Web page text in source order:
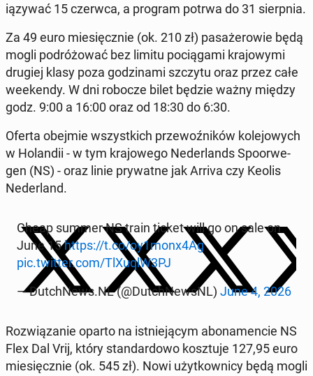
iązy­wać 15 czerwca, a program potrwa do 31 sierp­nia.
Za 49 euro miesięcznie (ok. 210 zł) pasażerowie będą
mogli po­dróżować bez limitu pociąga­mi kra­jowy­mi
drugiej klasy poza godz­i­na­mi szczytu oraz przez całe
week­endy. W dni robocze bilet będzie ważny między
godz. 9:00 a 16:00 oraz od 18:30 do 6:30.
Oferta obejmie wszys­t­kich prze­woźników kole­jowych
w Holandii - w tym kra­jowego Ned­er­lands Spoor­we­
gen (NS) - oraz linie pry­watne jak Arriva czy Keolis
Ned­er­land.
Cheap summer NS train ticket will go on sale on
June 15https://t.co/oy1monx4Ag
pic.twitter.com/TlXuqlW3PJ
— Dutch­News.NL (@Dutch­NewsNL) June 4, 2026
Rozwiązanie oparto na ist­nieją­cym abona­men­cie NS
Flex Dal Vrij, który stan­dar­d­owo kosz­tu­je 127,95 euro
miesięcznie (ok. 545 zł). Nowi użytkown­i­cy będą mogli